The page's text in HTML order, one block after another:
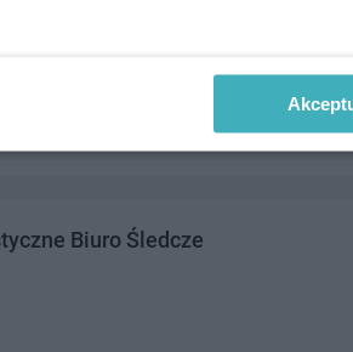
Biuro Śledcze